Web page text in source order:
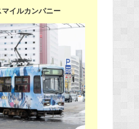
マイルカンパニー